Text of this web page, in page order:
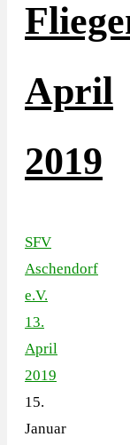
April
2019
SFV
Aschendorf
e.V.
13.
April
2019
15.
Januar